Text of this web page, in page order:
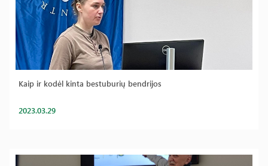
Kaip ir kodėl kinta bestuburių bendrijos
2023.03.29